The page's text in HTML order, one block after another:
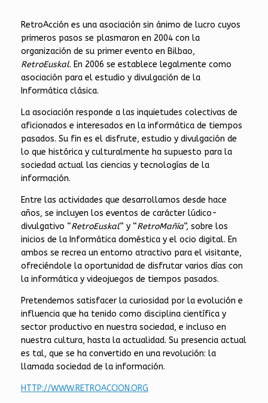
RetroAcción es una asociación sin ánimo de lucro cuyos
primeros pasos se plasmaron en 2004 con la
organización de su primer evento en Bilbao,
RetroEuskal. En 2006 se establece legalmente como
asociación para el estudio y divulgación de la
Informática clásica.
La asociación responde a las inquietudes colectivas de
aficionados e interesados en la informática de tiempos
pasados. Su fin es el disfrute, estudio y divulgación de
lo que histórica y culturalmente ha supuesto para la
sociedad actual las ciencias y tecnologías de la
información.
Entre las actividades que desarrollamos desde hace
años, se incluyen los eventos de carácter lúdico-
divulgativo “RetroEuskal” y “RetroMañía”, sobre los
inicios de la Informática doméstica y el ocio digital. En
ambos se recrea un entorno atractivo para el visitante,
ofreciéndole la oportunidad de disfrutar varios días con
la informática y videojuegos de tiempos pasados.
Pretendemos satisfacer la curiosidad por la evolución e
influencia que ha tenido como disciplina científica y
sector productivo en nuestra sociedad, e incluso en
nuestra cultura, hasta la actualidad. Su presencia actual
es tal, que se ha convertido en una revolución: la
llamada sociedad de la información.
HTTP://WWW.RETROACCION.ORG